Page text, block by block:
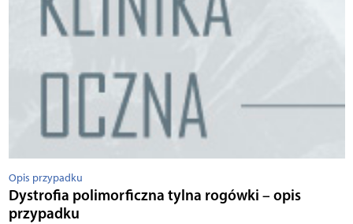
Opis przypadku
Dystrofia polimorficzna tylna rogówki – opis
przypadku